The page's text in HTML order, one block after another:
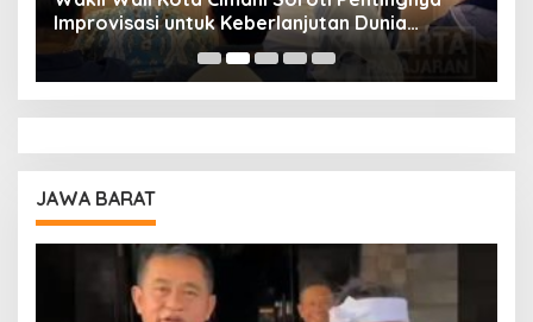
Improvisasi untuk Keberlanjutan Dunia
Pendidikan
JAWA BARAT